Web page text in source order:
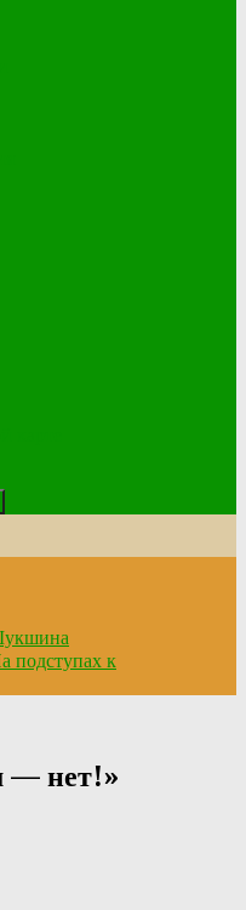
подступах к
— нет!»